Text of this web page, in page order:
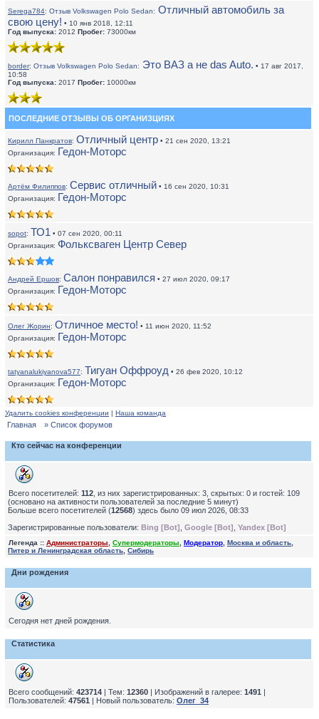
Serega784: Отзыв Volkswagen Polo Sedan: Отличный автомобиль за
свою цену! • 10 янв 2018, 12:11
Год выпуска: 2012 Пробег: 73000км
border: Отзыв Volkswagen Polo Sedan: Это ВАЗ а не das Auto. • 17 авг 2017,
10:58
Год выпуска: 2017 Пробег: 10000км
ПОСЛЕДНИЕ ОТЗЫВЫ ОБ ОРГАНИЗЦИЯХ
Кирилл Панкратов: Отличный центр • 21 сен 2020, 13:21
Организация: Гедон-Моторс
Артём Филиппов: Сервис отличный • 16 сен 2020, 10:31
Организация: Гедон-Моторс
sopot: ТО1 • 07 сен 2020, 00:11
Организация: Фольксваген Центр Север
Андрей Ершов: Салон понравился • 27 июл 2020, 09:17
Организация: Гедон-Моторс
Олег Жорин: Отличное место! • 11 июн 2020, 11:52
Организация: Гедон-Моторс
tatyanalukiyanova577: Тигуан Оффроуд • 26 фев 2020, 10:12
Организация: Гедон-Моторс
Удалить cookies конференции | Наша команда
Главная » Список форумов
Кто сейчас на конференции
Всего посетителей: 112 , из них зарегистрированных: 3, скрытых: 0 и гостей: 109
(основано на активности пользователей за последние 5 минут)
Больше всего посетителей (12568) здесь было 09 июл 2026, 08:33
Зарегистрированные пользователи: Bing [Bot] Google [Bot] Yandex [Bot]
Легенда :: Администраторы Супермодераторы Модератор Москва и область
Питер и Ленинградская область Сибирь
Дни рождения
Сегодня нет дней рождения.
Статистика
Всего сообщений: 423714 | Тем: 12360 | Изображений в галерее: 1491 |
Пользователей: 47561 | Новый пользователь: Олег_34